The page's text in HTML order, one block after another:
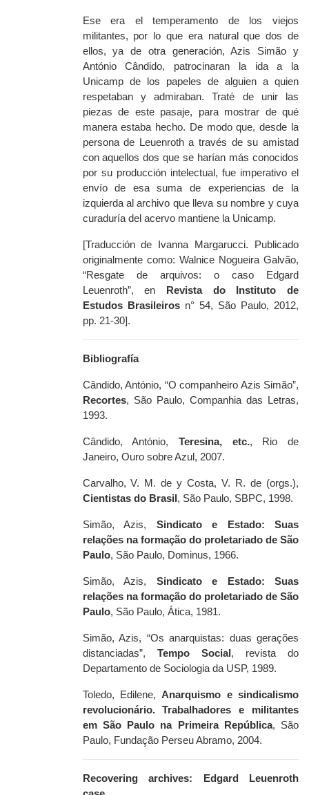
Ese era el temperamento de los viejos
militantes, por lo que era natural que dos de
ellos, ya de otra generación, Azis Simão y
António Cândido, patrocinaran la ida a la
Unicamp de los papeles de alguien a quien
respetaban y admiraban. Traté de unir las
piezas de este pasaje, para mostrar de qué
manera estaba hecho. De modo que, desde la
persona de Leuenroth a través de su amistad
con aquellos dos que se harían más conocidos
por su producción intelectual, fue imperativo el
envío de esa suma de experiencias de la
izquierda al archivo que lleva su nombre y cuya
curaduría del acervo mantiene la Unicamp.
[Traducción de Ivanna Margarucci. Publicado
originalmente como: Walnice Nogueira Galvão,
“Resgate de arquivos: o caso Edgard
Leuenroth”, en Revista do Instituto de
Estudos Brasileirosn° 54, São Paulo, 2012,
pp. 21-30].
Bibliografía
Cândido, António, “O companheiro Azis Simão”,
Recortes, São Paulo, Companhia das Letras,
1993.
Cândido, António, Teresina, etc., Rio de
Janeiro, Ouro sobre Azul, 2007.
Carvalho, V. M. de y Costa, V. R. de (orgs.),
Cientistas do Brasil, São Paulo, SBPC, 1998.
Simão, Azis, Sindicato e Estado: Suas
relações na formação do proletariado de São
Paulo, São Paulo, Dominus, 1966.
Simão, Azis, Sindicato e Estado: Suas
relaçõesna formação do proletariado de São
Paulo, São Paulo, Ática, 1981.
Simão, Azis, “Os anarquistas: duas gerações
distanciadas”, Tempo Social, revista do
Departamento de Sociologia da USP, 1989.
Toledo, Edilene,Anarquismo e sindicalismo
revolucionário. Trabalhadores e militantes
em São Paulo na Primeira República, São
Paulo, Fundação Perseu Abramo, 2004.
Recovering archives: Edgard Leuenroth